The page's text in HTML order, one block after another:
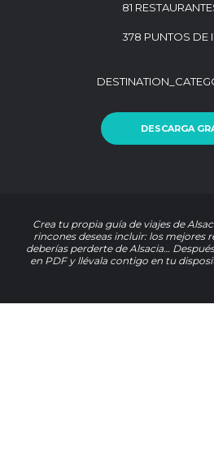
81
378 PUNTOS DE
DESCARGA
Crea tu propia guía de viajes de
rincones deseas incluir: los mejores
deberías perderte de Alsacia…
en PDF y llévala contigo en tu